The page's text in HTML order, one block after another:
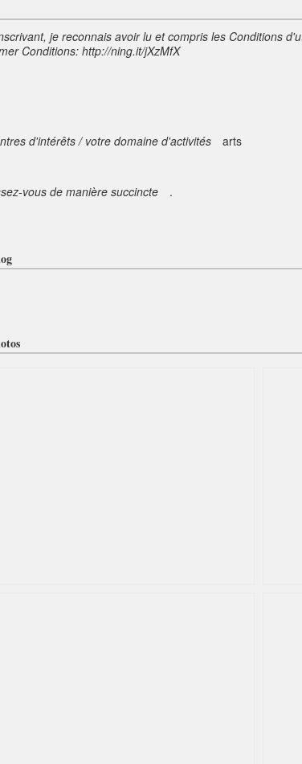
je reconnais avoir lu et compris les Conditions
Conditions: http://ning.it/jXzMfX
d'intérêts / votre domaine d'activités arts
vous de manière succincte .